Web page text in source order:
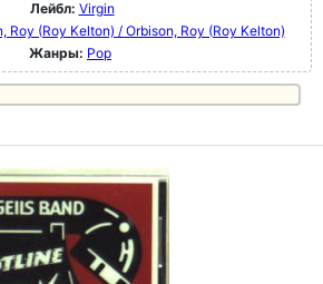
Лейбл: Virgin
Roy (Roy Kelton) / Orbison, Roy (Roy Kelton)
Жанры: Pop